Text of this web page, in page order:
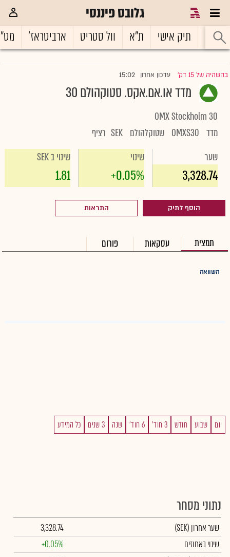
גלובס פיננסי
ראשי תיק אישי ת"א וול סטריט ארביטראז'
בהשהיה של 15 דק' |עדכון אחרון 15:02
מדד או.אם.אקס. סטוקהולם 30
OMX Stockholm 30
מדד OMXS30 שטוקלהולם SEK רציף
שער
3,328.74
שינוי
+0.05%
שינוי ב SEK
1.81
הוסף לתיק התראות
תמצית עסקאות פורום
השוואה
יום שבוע חודש 3 חוד' 6 חוד' שנה 3 שנים כל המידע
נתוני מסחר
שער אחרון (SEK)
3,328.74
שינוי באחוזים
+0.05%